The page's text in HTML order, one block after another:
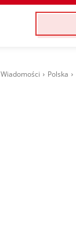
Wiadomości Polska